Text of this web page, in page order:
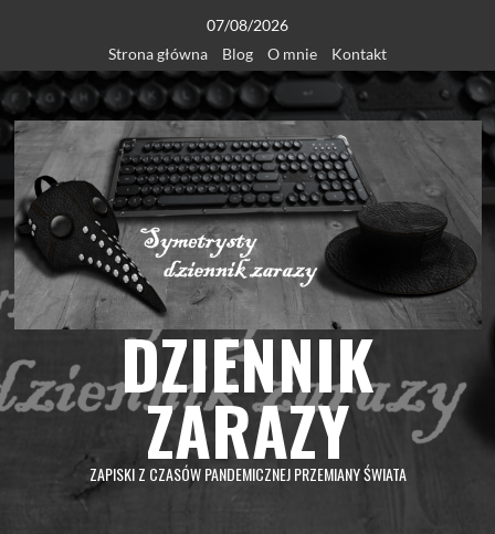
content
07/08/2026
Strona główna
Blog O mnie Kontakt
DZIENNIK
ZARAZY
ZAPISKI Z CZASÓW PANDEMICZNEJ PRZEMIANY ŚWIATA